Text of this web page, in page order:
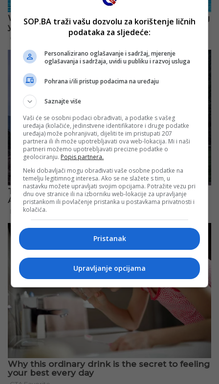
SOP.BA traži vašu dozvolu za korištenje ličnih
podataka za sljedeće:
Personalizirano oglašavanje i sadržaj, mjerenje
oglašavanja i sadržaja, uvidi u publiku i razvoj usluga
Pohrana i/ili pristup podacima na uređaju
Saznajte više
Vaši će se osobni podaci obrađivati, a podatke s vašeg
uređaja (kolačiće, jedinstvene identifikatore i druge podatke
uređaja) može pohranjivati, dijeliti te im pristupati 207
partnera ili ih može upotrebljavati ova web-lokacija. Mi i naši
partneri možemo upotrebljavati precizne podatke o
geolociranju. Popis partnera.
Neki dobavljači mogu obrađivati vaše osobne podatke na
temelju legitimnog interesa. Ako se ne slažete s tim, u
nastavku možete upravljati svojim opcijama. Potražite vezu pri
dnu ove stranice ili na izborniku web-lokacije za upravljanje
pristankom ili povlačenje pristanka u postavkama privatnosti i
kolačića.
Pristanak
Upravljanje opcijama